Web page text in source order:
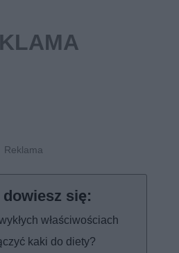
właściwościach
kaki do diety?